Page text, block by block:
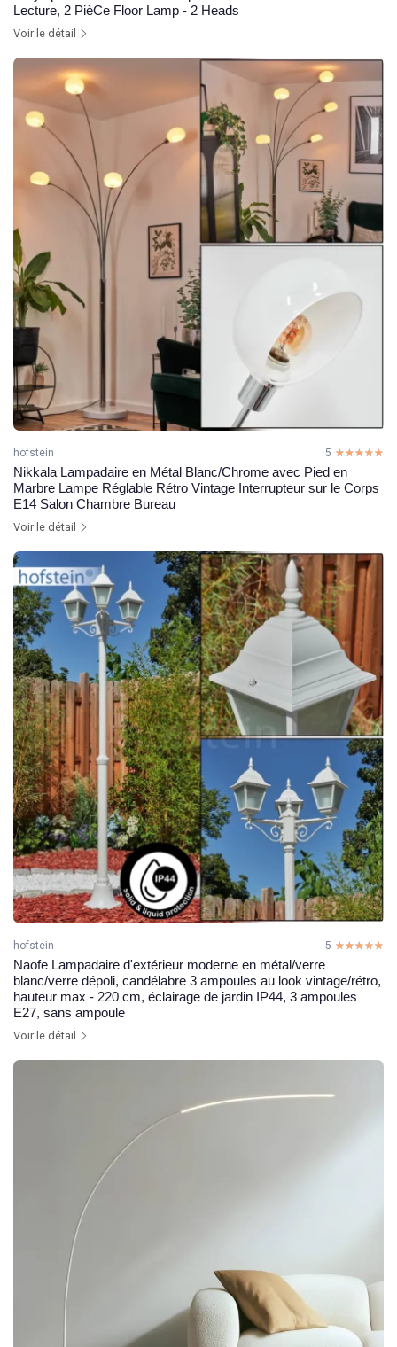
Lecture, 2 PièCe Floor Lamp - 2 Heads
Voir le détail
hofstein 5 ☆☆☆☆☆
★★★★★
Nikkala Lampadaire en Métal Blanc/Chrome avec Pied en
Marbre Lampe Réglable Rétro Vintage Interrupteur sur le Corps
E14 Salon Chambre Bureau
Voir le détail
hofstein 5 ☆☆☆☆☆
★★★★★
Naofe Lampadaire d'extérieur moderne en métal/verre
blanc/verre dépoli, candélabre 3 ampoules au look vintage/rétro,
hauteur max - 220 cm, éclairage de jardin IP44, 3 ampoules
E27, sans ampoule
Voir le détail